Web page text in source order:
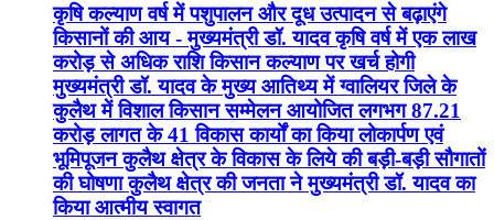
कृषि कल्याण वर्ष में पशुपालन और दूध उत्पादन से बढ़ाएंगे
किसानों की आय - मुख्यमंत्री डॉ. यादव कृषि वर्ष में एक लाख
करोड़ से अधिक राशि किसान कल्याण पर खर्च होगी
मुख्यमंत्री डॉ. यादव के मुख्य आतिथ्य में ग्वालियर जिले के
कुलैथ में विशाल किसान सम्मेलन आयोजित लगभग 87.21
करोड़ लागत के 41 विकास कार्यों का किया लोकार्पण एवं
भूमिपूजन कुलैथ क्षेत्र के विकास के लिये की बड़ी-बड़ी सौगातों
की घोषणा कुलैथ क्षेत्र की जनता ने मुख्यमंत्री डॉ. यादव का
किया आत्मीय स्वागत